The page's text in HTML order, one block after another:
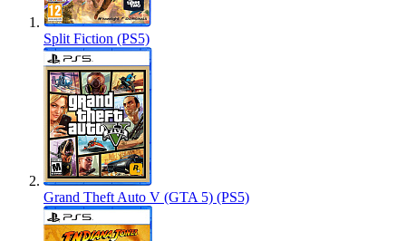
Split Fiction (PS5)
Grand Theft Auto V (GTA 5) (PS5)